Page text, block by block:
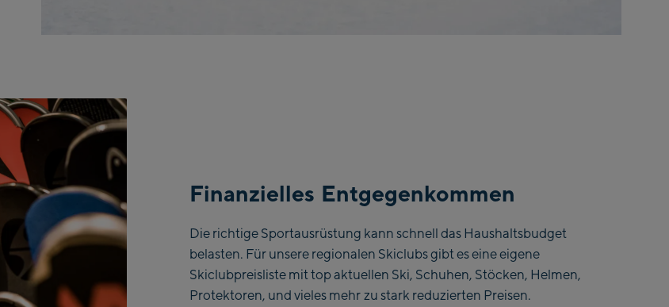
Finanzielles Entgegenkommen
Die richtige Sportausrüstung kann schnell das Haushaltsbudget
belasten. Für unsere regionalen Skiclubs gibt es eine eigene
Skiclubpreisliste mit top aktuellen Ski, Schuhen, Stöcken, Helmen,
Protektoren, und vieles mehr zu stark reduzierten Preisen.